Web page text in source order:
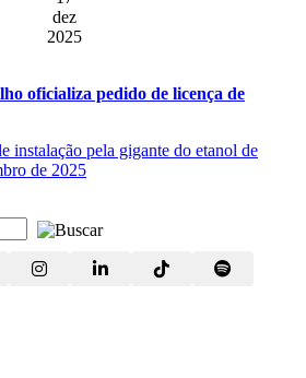
dez
2025
oficializa pedido de licença de
instalação pela gigante do etanol de
de 2025